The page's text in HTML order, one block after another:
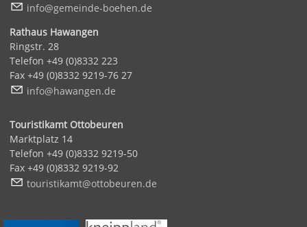
nf
g m nd -b h n d
Rathaus Hawangen
Ringstr. 28
Telefon +49 (0)8332 223
Fax +49 (0)8332 9219-76 27
nf
h w ng n d
Touristikamt Ottobeuren
Marktplatz 14
Telefon +49 (0)8332 9219-50
Fax +49 (0)8332 9219-92
t
r st k mt tt b r n d